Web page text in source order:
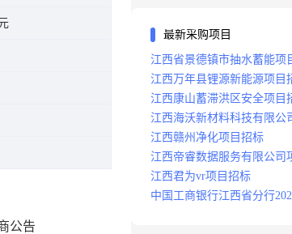
公告
最新采购项目
江西省景德镇市抽水蓄能项
江西万年县锂源新能源项目
江西康山蓄滞洪区安全项目
江西海沃新材料科技有限公
江西赣州净化项目招标
江西帝睿数据服务有限公司
江西君为vr项目招标
中国工商银行江西省分行